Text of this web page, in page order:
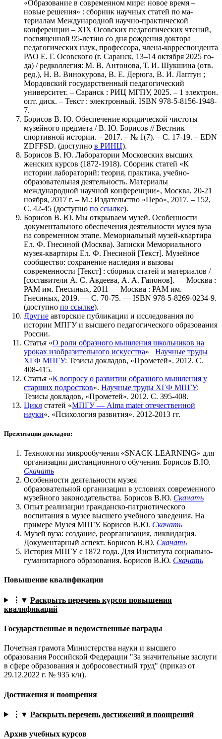
«Образование в современном мире: новое время –
новые решения» : сборник научных статей по ма-
териалам Международной научно-практической
конференции – XIX Осовских педагогических чтений,
посвященной 95-летию со дня рождения доктора
педагогических наук, профессора, члена-корреспондента
РАО Е. Г. Осовского (г. Саранск, 13–14 октября 2025 го-
да) / редколлегия: М. В. Антонова, Т. И. Шукшина (отв.
ред.), Н. В. Винокурова, В. Е. Дерюга, В. И. Лаптун ;
Мордовский государственный педагогический
университет. – Саранск : РИЦ МГПУ, 2025. – 1 электрон.
опт. диск. – Текст : электронный. ISBN 978-5-8156-1948-
7.
Борисов В. Ю. Обеспечение юридической чистоты
музейного предмета / В. Ю. Борисов // Вестник
спортивной истории. – 2017. – № 1(7). – С. 17-19. – EDN
ZDFFSD. (доступно в РИНЦ).
Борисов В. Ю. Лаборатории Московских высших
женских курсов (1872-1918). Сборник статей «К
истории лабораторий: теория, практика, учебно-
образовательная деятельность. Материалы
международной научной конференции», Москва, 20-21
ноября, 2017 г. – М.: Издательство «Перо», 2017. – 152,
С. 42-45 (доступно по ссылке).
Борисов В. Ю. Мы открываем музей. Особенности
документального обеспечения деятельности музея вуза
на современном этапе. Мемориальный музей-квартира
Ел. Ф. Гнесиной (Москва). Записки Мемориального
музея-квартиры Ел. Ф. Гнесиной [Текст]. Музейное
сообщество: сохранение наследия и вызовы
современности [Текст] : сборник статей и материалов /
[составители А. С. Авдеева, А. А. Гапонов]. — Москва :
РАМ им. Гнесиных, 2011 — Москва : РАМ им.
Гнесиных, 2019. — С. 70-75. — ISBN 978-5-8269-0234-9.
(доступно по ссылке).
Другие авторские публикации и исследования по
истории МПГУ и высшего педагогического образования
России.
Статья «О роли образного мышления школьников на
уроках изобразительного искусства» Научные труды
ХГФ МПГУ: Тезисы докладов, «Прометей». 2012. С.
408-415.
Статья «К вопросу о развитии образного мышления у
старших подростков«. Научные труды ХГФ МПГУ:
Тезисы докладов, «Прометей». 2012. С. 395-408.
Цикл статей «МПГУ — Alma mater отечественной
науки«. «Психология развития». 2012-2013 гг.
Презентации докладов:
Технологии микрообучения «SNACK-LEARNING» для
организации дистанционного обучения. Борисов В.Ю.
Скачать
Особенности деятельности музея
образовательной организации в условиях современного
музейного законодательства. Борисов В.Ю. Скачать
Опыт реализации гражданско-патриотического
воспитания в музее высшего учебного заведения. На
примере Музея МПГУ. Борисов В.Ю. Скачать
Музей вуза: создание, реорганизация, ликвидация.
Документарный аспект. Борисов В.Ю. Скачать
История МПГУ с 1872 года. Для Института социально-
гуманитарного образования. Борисов В.Ю. Скачать
Повышение квалификации
⋮▼ Раскрыть перечень курсов повышения
квалификаций
Государственные и ведомственные награды
Почетная грамота Министерства науки и высшего
образования Российской Федерации "За значительные заслуги
в сфере образования и добросовестный труд" (приказ от
29.12.2022 г. № 935 к/н).
Достижения и поощрения
⋮▼ Раскрыть перечень достижений и поощрений
Архив учебных курсов